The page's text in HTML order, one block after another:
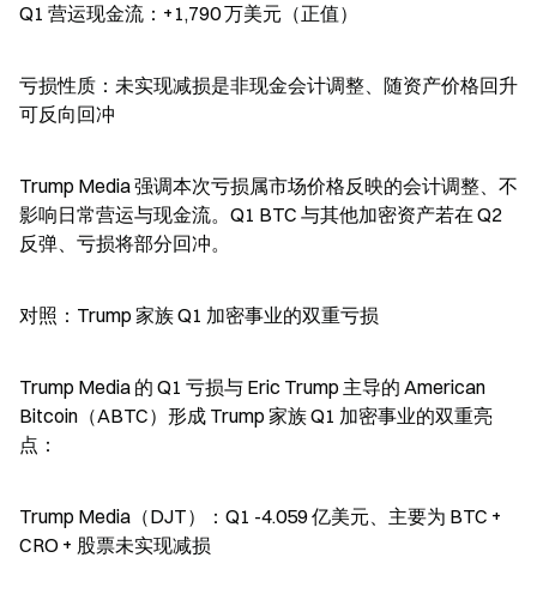
Q1 营运现金流：+1,790 万美元（正值）
亏损性质：未实现减损是非现金会计调整、随资产价格回升
可反向回冲
Trump Media 强调本次亏损属市场价格反映的会计调整、不
影响日常营运与现金流。Q1 BTC 与其他加密资产若在 Q2
反弹、亏损将部分回冲。
对照：Trump 家族 Q1 加密事业的双重亏损
Trump Media 的 Q1 亏损与 Eric Trump 主导的 American
Bitcoin（ABTC）形成 Trump 家族 Q1 加密事业的双重亮
点：
Trump Media（DJT）：Q1 -4.059 亿美元、主要为 BTC +
CRO + 股票未实现减损